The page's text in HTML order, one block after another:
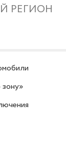
Й РЕГИОН